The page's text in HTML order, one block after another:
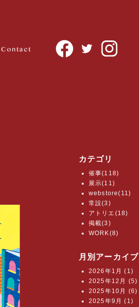
Contact
カテゴリ
催事(118)
展示(11)
webstore(11)
常設(3)
アトリエ(18)
掲載(3)
WORK(8)
月別アーカイブ
2026年1月 (1)
2025年12月 (5)
2025年10月 (6)
2025年9月 (1)